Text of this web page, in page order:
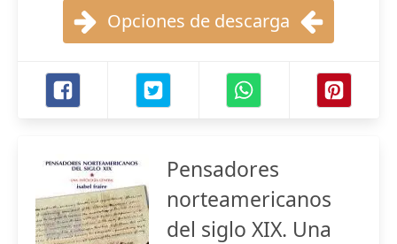
Opciones de descarga
Pensadores
norteamericanos
del siglo XIX. Una